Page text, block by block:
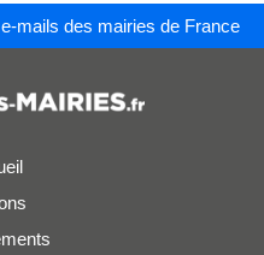
mails des mairies de France